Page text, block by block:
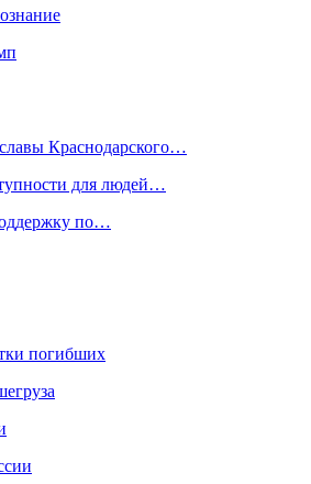
Краснодарского…
для людей…
по…
погибших